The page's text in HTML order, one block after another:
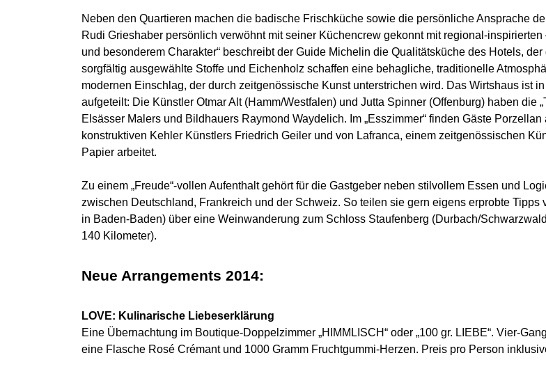
Neben den Quartieren machen die badische Frischküche sowie die persönliche Ansprache
Rudi Grieshaber persönlich verwöhnt mit seiner Küchencrew gekonnt mit regional-
und besonderem Charakter“ beschreibt der Guide Michelin die Qualitätsküche des Hotels,
sorgfältig ausgewählte Stoffe und Eichenholz schaffen eine behagliche, traditionelle
modernen Einschlag, der durch zeitgenössische Kunst unterstrichen wird. Das Wirtshaus ist
aufgeteilt: Die Künstler Otmar Alt (Hamm/Westfalen) und Jutta Spinner (Offenburg) haben die
Elsässer Malers und Bildhauers Raymond Waydelich. Im „Esszimmer“ finden Gäste
konstruktiven Kehler Künstlers Friedrich Geiler und von Lafranca, einem zeitgenössischen
Papier arbeitet.
Zu einem „Freude“-vollen Aufenthalt gehört für die Gastgeber neben stilvollem Essen und
zwischen Deutschland, Frankreich und der Schweiz. So teilen sie gern eigens erprobte
in Baden-Baden) über eine Weinwanderung zum Schloss Staufenberg (Durbach/
140 Kilometer).
Neue Arrangements 2014:
LOVE: Kulinarische Liebeserklärung
Eine Übernachtung im Boutique-Doppelzimmer „HIMMLISCH“ oder „100 gr. LIEBE“. Vier-
eine Flasche Rosé Crémant und 1000 Gramm Fruchtgummi-Herzen. Preis pro Person